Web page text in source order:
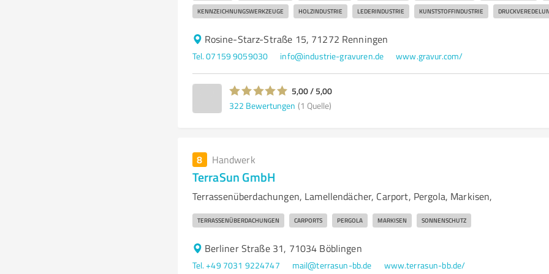
KENNZEICHNUNGSWERKZEUGE HOLZINDUSTRIE LEDERINDUSTRIE KUNSTSTOFFINDUSTRIE
Rosine-Starz-Straße 15, 71272 Renningen
Tel. 07159 9059030 info@industrie-gravuren.de www.gravur.com/
5,00 / 5,00
322 Bewertungen (1 Quelle)
8 Handwerk
TerraSun GmbH
Terrassenüberdachungen, Lamellendächer, Carport, Pergola, Markisen,
TERRASSENÜBERDACHUNGEN CARPORTS PERGOLA MARKISEN SONNENSCHUTZ
Berliner Straße 31, 71034 Böblingen
Tel. +49 7031 9224747 mail@terrasun-bb.de www.terrasun-bb.de/